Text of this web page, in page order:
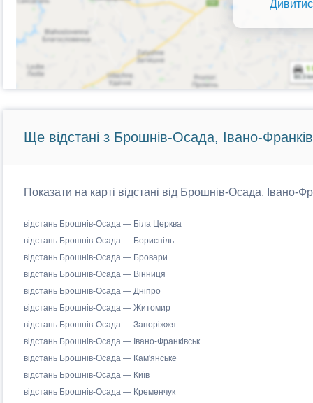
Ще відстані з Брошнів-Осада, Івано-
Показати на карті відстані від Брошнів-Осада, Івано-
відстань Брошнів-Осада — Біла Церква
відстань Брошнів-Осада — Бориспіль
відстань Брошнів-Осада — Бровари
відстань Брошнів-Осада — Вінниця
відстань Брошнів-Осада — Дніпро
відстань Брошнів-Осада — Житомир
відстань Брошнів-Осада — Запоріжжя
відстань Брошнів-Осада — Івано-Франківськ
відстань Брошнів-Осада — Кам'янське
відстань Брошнів-Осада — Київ
відстань Брошнів-Осада — Кременчук